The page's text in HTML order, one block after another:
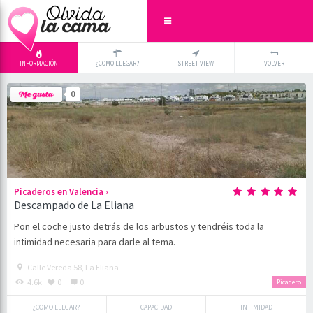
INFORMACIÓN ¿COMO LLEGAR? STREET VIEW VOLVER
0
Picaderos en Valencia ›
Descampado de La Eliana
Pon el coche justo detrás de los arbustos y tendréis toda la
intimidad necesaria para darle al tema.
Picadero
Calle Vereda 58, La Eliana
4.6k
0 0
¿COMO LLEGAR? CAPACIDAD INTIMIDAD
-